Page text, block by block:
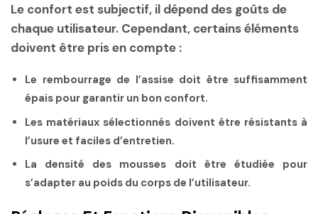
Le confort est subjectif, il dépend des goûts de
chaque utilisateur. Cependant, certains éléments
doivent être pris en compte :
Le rembourrage de l’assise doit être suffisamment
épais pour garantir un bon confort.
Les matériaux sélectionnés doivent être résistants à
l’usure et faciles d’entretien.
La densité des mousses doit être étudiée pour
s’adapter au poids du corps de l’utilisateur.